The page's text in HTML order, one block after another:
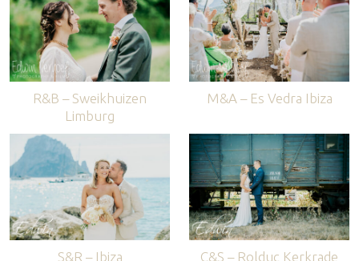
R&B – Sweikhuizen
Limburg
M&A – Es Vedra Ibiza
S&R – Ibiza C&S – Rolduc Kerkrade